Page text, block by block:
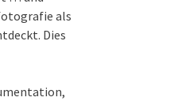
als
Dies